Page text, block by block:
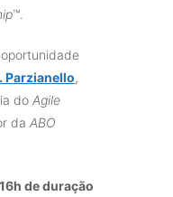
™.
Parzianello,
do Agile
da ABO
16h de duração